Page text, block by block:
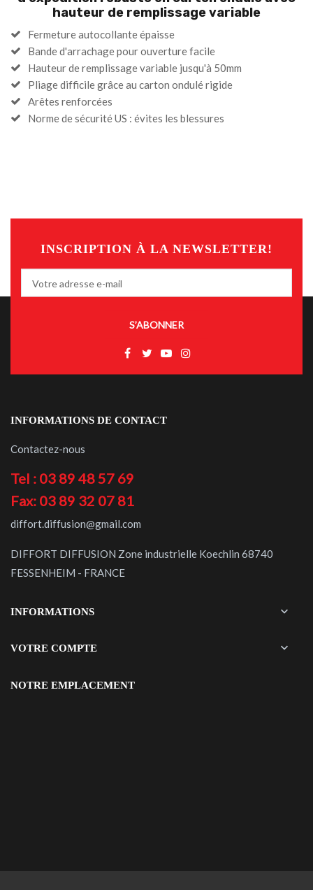
hauteur de remplissage variable
Fermeture autocollante épaisse
Bande d'arrachage pour ouverture facile
Hauteur de remplissage variable jusqu'à 50mm
Pliage difficile grâce au carton ondulé rigide
Arêtes renforcées
Norme de sécurité US : évites les blessures
INSCRIPTION À LA NEWSLETTER!
S’ABONNER
INFORMATIONS DE CONTACT
Contactez-nous
Tel : 03 89 48 57 69
Fax: 03 89 32 07 81
diffort.diffusion@gmail.com
DIFFORT DIFFUSION Zone industrielle Koechlin 68740
FESSENHEIM - FRANCE
INFORMATIONS 
VOTRE COMPTE 
NOTRE EMPLACEMENT